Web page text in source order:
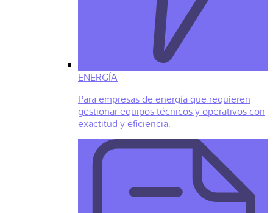
ENERGÍA
Para empresas de energía que requieren
gestionar equipos técnicos y operativos con
exactitud y eficiencia.